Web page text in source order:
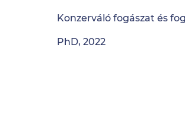
Konzerváló fogászat és
PhD, 2022